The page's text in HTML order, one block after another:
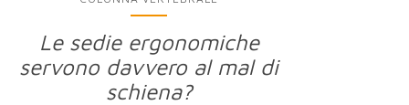
Le sedie ergonomiche
servono davvero al mal di
schiena?